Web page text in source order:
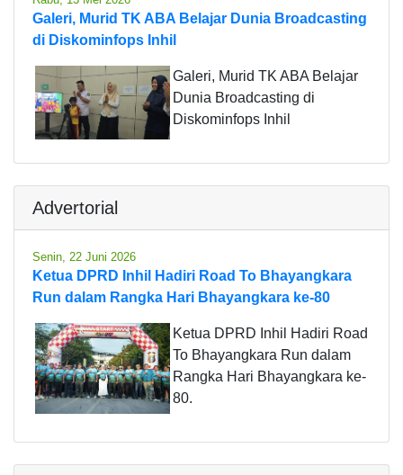
Galeri, Murid TK ABA Belajar Dunia Broadcasting
di Diskominfops Inhil
Galeri, Murid TK ABA Belajar
Dunia Broadcasting di
Diskominfops Inhil
Advertorial
Senin, 22 Juni 2026
Ketua DPRD Inhil Hadiri Road To Bhayangkara
Run dalam Rangka Hari Bhayangkara ke-80
Ketua DPRD Inhil Hadiri Road
To Bhayangkara Run dalam
Rangka Hari Bhayangkara ke-
80.